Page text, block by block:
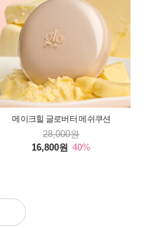
메이크힐 글로버터 메쉬쿠션
28,000원
16,800원
40%